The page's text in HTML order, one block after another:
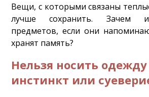
Вещи, с которыми связаны
лучше сохранить. Зачем
предметов, если они
хранят память?
Нельзя носить
инстинкт или